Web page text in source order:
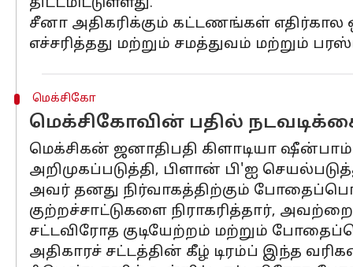
சீனா அதிகரிக்கும் கட்டணங்கள் எதிர்கால
எச்சரித்தது மற்றும் சமத்துவம் மற்றும்
மெக்சிகோ
மெக்சிகோவின் பதில்
மெக்சிகன் ஜனாதிபதி கிளாடியா ஷீன்பாம்
அறிமுகப்படுத்தி, பிளான் பி'ஐ
அவர் தனது நிர்வாகத்திற்கும்
குற்றச்சாட்டுகளை நிராகரித்தார்,
சட்டவிரோத குடியேற்றம் மற்றும்
அதிகாரச் சட்டத்தின் கீழ் டிரம்ப் இந்த